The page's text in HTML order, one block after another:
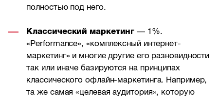
полностью под него.
Классический маркетинг — 1%.
«Performance», «комплексный интернет-
маркетинг» и многие другие его разновидности
так или иначе базируются на принципах
классического офлайн-маркетинга. Например,
та же самая «целевая аудитория», которую